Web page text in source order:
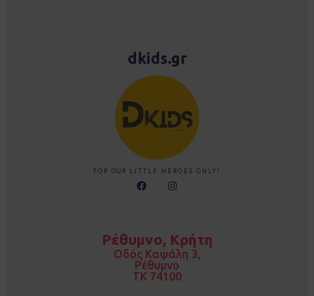
dkids.gr
FOR OUR LITTLE HEROES ONLY!
F
a
o
I
n
r
a
m
Ρέθυμνο, Κρήτη
Οδός Καψάλη 3,
Ρέθυμνο
TK 74100